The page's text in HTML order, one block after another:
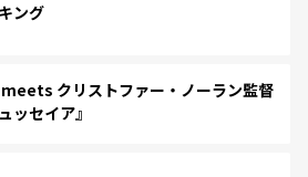
ング
クリストファー・ノーラン監督
ッセイア』